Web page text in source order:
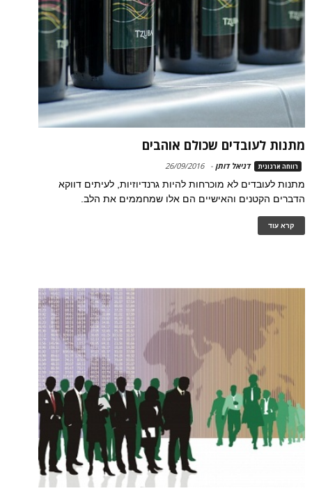
מתנות לעובדים שכולם אוהבים
רווחה ארגונית דניאל דותן -
26/09/2016
מתנות לעובדים לא מוכרחות להיות גרנדיוזיות, לעיתים דווקא
הדברים הקטנים והאישיים הם אלו שמחממים את הלב.
קרא עוד